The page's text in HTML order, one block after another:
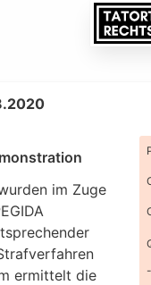
im Zuge
ermittelt die